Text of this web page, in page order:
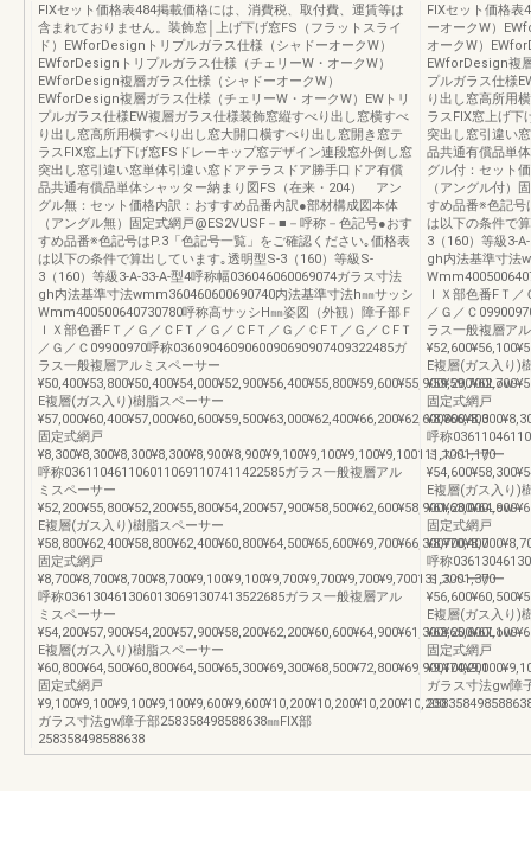
FIXセット価格表484掲載価格には、消費税、取付費、運賃等は
含まれておりません。装飾窓│上げ下げ窓FS（フラットスライ
ド）EWforDesignトリプルガラス仕様（シャドーオークW）
EWforDesignトリプルガラス仕様（チェリーW・オークW）
EWforDesign複層ガラス仕様（シャドーオークW）
EWforDesign複層ガラス仕様（チェリーW・オークW）EWトリ
プルガラス仕様EW複層ガラス仕様装飾窓縦すべり出し窓横すべ
り出し窓高所用横すべり出し窓大開口横すべり出し窓開き窓テ
ラスFIX窓上げ下げ窓FSドレーキップ窓デザイン連段窓外倒し窓
突出し窓引違い窓単体引違い窓ドアテラスドア勝手口ドア有償
品共通有償品単体シャッター納まり図FS（在来・204） アン
グル無：セット価格内訳：おすすめ品番内訳●部材構成図本体
（アングル無）固定式網戸@ES2VUSF－■－呼称－色記号●おす
すめ品番※色記号はP.3「色記号一覧」をご確認ください｡価格表
は以下の条件で算出しています｡透明型S-3（160）等級S-
3（160）等級3-A-33-A-型4呼称幅036046060069074ガラス寸法
gh内法基準寸法wmm360460600690740内法基準寸法h㎜サッシ
Wmm400500640730780呼称高サッシH㎜姿図（外観）障子部Ｆ
ＩＸ部色番FＴ／Ｇ／ＣFＴ／Ｇ／ＣFＴ／Ｇ／ＣFＴ／Ｇ／ＣFＴ
／Ｇ／Ｃ09900970呼称0360904609060090690907409322485ガ
ラス一般複層アルミスペーサー
¥50,400¥53,800¥50,400¥54,000¥52,900¥56,400¥55,800¥59,600¥55,900¥59,700Low-
E複層(ガス入り)樹脂スペーサー
¥57,000¥60,400¥57,000¥60,600¥59,500¥63,000¥62,400¥66,200¥62,600¥66,400
固定式網戸
¥8,300¥8,300¥8,300¥8,300¥8,900¥8,900¥9,100¥9,100¥9,100¥9,100111,1001,170
呼称0361104611060110691107411422585ガラス一般複層アル
ミスペーサー
¥52,200¥55,800¥52,200¥55,800¥54,200¥57,900¥58,500¥62,600¥58,900¥63,000Low-
E複層(ガス入り)樹脂スペーサー
¥58,800¥62,400¥58,800¥62,400¥60,800¥64,500¥65,600¥69,700¥66,300¥70,400
固定式網戸
¥8,700¥8,700¥8,700¥8,700¥9,100¥9,100¥9,700¥9,700¥9,700¥9,700131,3001,370
呼称0361304613060130691307413522685ガラス一般複層アル
ミスペーサー
¥54,200¥57,900¥54,200¥57,900¥58,200¥62,200¥60,600¥64,900¥61,300¥65,600Low-
E複層(ガス入り)樹脂スペーサー
¥60,800¥64,500¥60,800¥64,500¥65,300¥69,300¥68,500¥72,800¥69,900¥74,200
固定式網戸
¥9,100¥9,100¥9,100¥9,100¥9,600¥9,600¥10,200¥10,200¥10,200¥10,200
ガラス寸法gw障子部258358498588638㎜FIX部
258358498588638
FIXセット価格
ーオークW）
オークW）
EWforDesign複
プルガラス仕様
り出し窓高所用
ラスFIX窓上げ下
突出し窓引違い
品共通有償品単
グル付：セット
（アングル付）
すめ品番※色記号
は以下の条件で
3（160）等級3-
gh内法基準寸法
ＩＸ部色番FＴ
／Ｇ／Ｃ
ラス一般複層ア
E複層(ガス入り)
固定式網戸
呼称
ミスペーサー
E複層(ガス入り)
固定式網戸
呼称
ミスペーサー
E複層(ガス入り)
固定式網戸
ガラス寸法gw障